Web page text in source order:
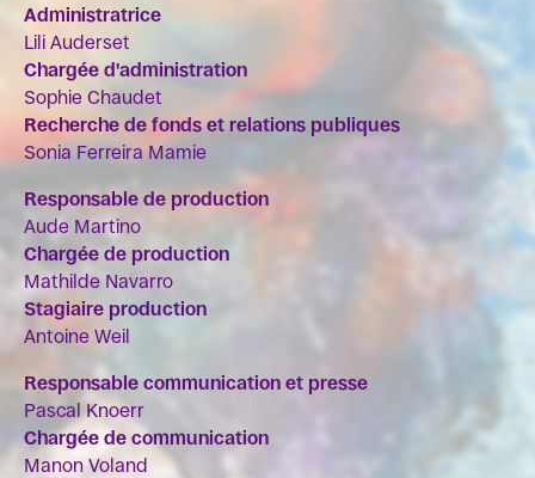
Administratrice
Lili Auderset
Chargée d'administration
Sophie Chaudet
Recherche de fonds et relations publiques
Sonia Ferreira Mamie
Responsable de production
Aude Martino
Chargée de production
Mathilde Navarro
Stagiaire production
Antoine Weil
Responsable communication et presse
Pascal Knoerr
Chargée de communication
Manon Voland